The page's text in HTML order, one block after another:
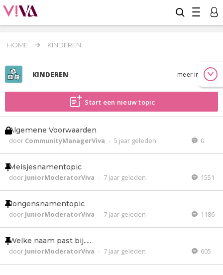
HOME KINDEREN
KINDEREN meer info
Start een nieuw topic
Algemene Voorwaarden
door CommunityManagerViva - 5 jaar geleden 0
Meisjesnamentopic
door JuniorModeratorViva - 7 jaar geleden 1551
Jongensnamentopic
door JuniorModeratorViva - 7 jaar geleden 1186
Welke naam past bij.....
door JuniorModeratorViva - 7 jaar geleden 605